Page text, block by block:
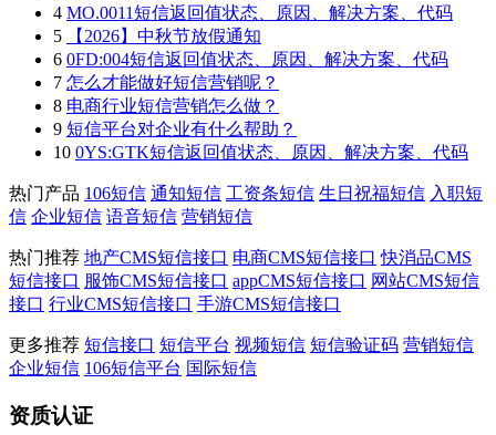
4 MO.0011短信返回值状态、原因、解决方案、代码
5
【2026】中秋节放假通知
6 0FD:004短信返回值状态、原因、解决方案、代码
7 怎么才能做好短信营销呢？
8 电商行业短信营销怎么做？
9 短信平台对企业有什么帮助？
10 0YS:GTK短信返回值状态、原因、解决方案、代码
热门产品 106短信 通知短信 工资条短信 生日祝福短信 入职短
信 企业短信 语音短信 营销短信
热门推荐 地产CMS短信接口 电商CMS短信接口 快消品CMS
短信接口 服饰CMS短信接口 appCMS短信接口 网站CMS短信
接口 行业CMS短信接口 手游CMS短信接口
更多推荐 短信接口 短信平台 视频短信 短信验证码 营销短信
企业短信 106短信平台 国际短信
资质认证